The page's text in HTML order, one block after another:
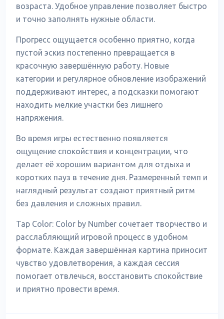
возраста. Удобное управление позволяет быстро
и точно заполнять нужные области.
Прогресс ощущается особенно приятно, когда
пустой эскиз постепенно превращается в
красочную завершённую работу. Новые
категории и регулярное обновление изображений
поддерживают интерес, а подсказки помогают
находить мелкие участки без лишнего
напряжения.
Во время игры естественно появляется
ощущение спокойствия и концентрации, что
делает её хорошим вариантом для отдыха и
коротких пауз в течение дня. Размеренный темп и
наглядный результат создают приятный ритм
без давления и сложных правил.
Tap Color: Color by Number сочетает творчество и
расслабляющий игровой процесс в удобном
формате. Каждая завершённая картина приносит
чувство удовлетворения, а каждая сессия
помогает отвлечься, восстановить спокойствие
и приятно провести время.